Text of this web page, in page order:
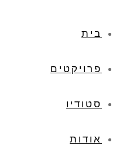
בית
פרויקטים
סטודיו
אודות